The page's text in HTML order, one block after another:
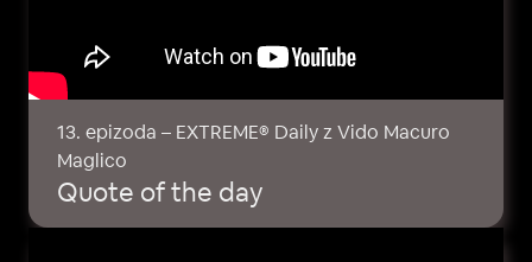
13. epizoda – EXTREME® Daily z Vido Macuro
Maglico
Quote of the day